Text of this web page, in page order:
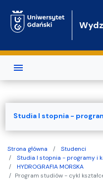
Strona główna
Studenci
Studia I stopnia - programy i
HYDROGRAFIA MORSKA
Program studiów - cykl
Studia I stopnia -